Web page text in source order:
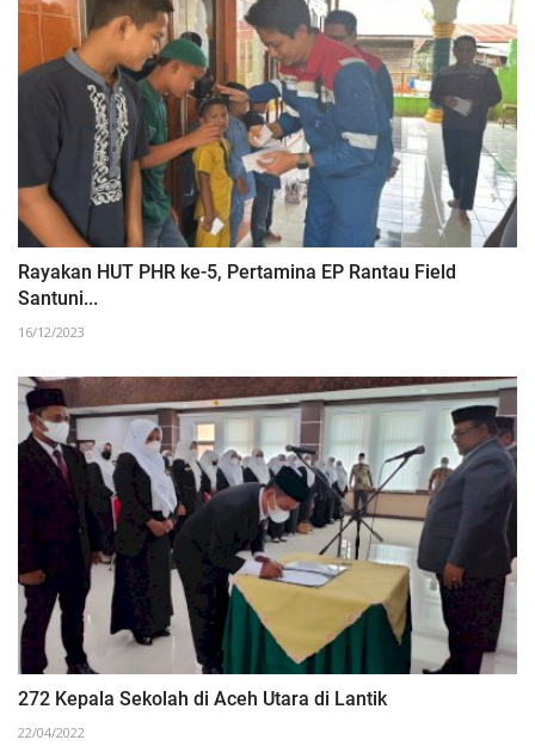
Rayakan HUT PHR ke-5, Pertamina EP Rantau Field
Santuni...
16/12/2023
272 Kepala Sekolah di Aceh Utara di Lantik
22/04/2022